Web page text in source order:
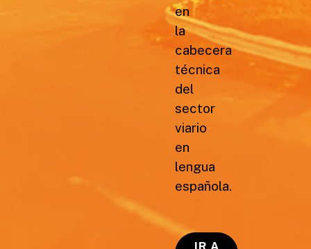
en
la
cabecera
técnica
del
sector
viario
en
lengua
española.